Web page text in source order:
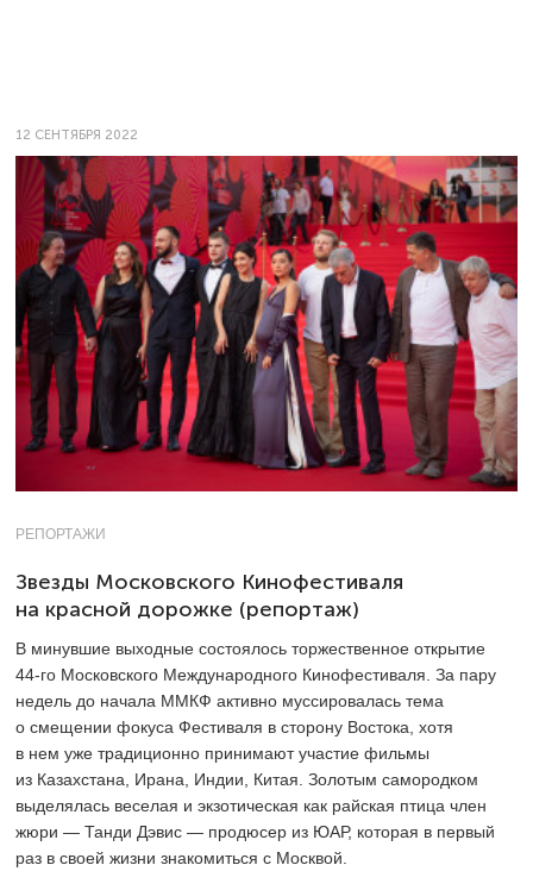
12 СЕНТЯБРЯ 2022
РЕПОРТАЖИ
Звезды Московского Кинофестиваля
на красной дорожке (репортаж)
В минувшие выходные состоялось торжественное открытие
44-го Московского Международного Кинофестиваля. За пару
недель до начала ММКФ активно муссировалась тема
о смещении фокуса Фестиваля в сторону Востока, хотя
в нем уже традиционно принимают участие фильмы
из Казахстана, Ирана, Индии, Китая. Золотым самородком
выделялась веселая и экзотическая как райская птица член
жюри — Танди Дэвис — продюсер из ЮАР, которая в первый
раз в своей жизни знакомиться с Москвой.